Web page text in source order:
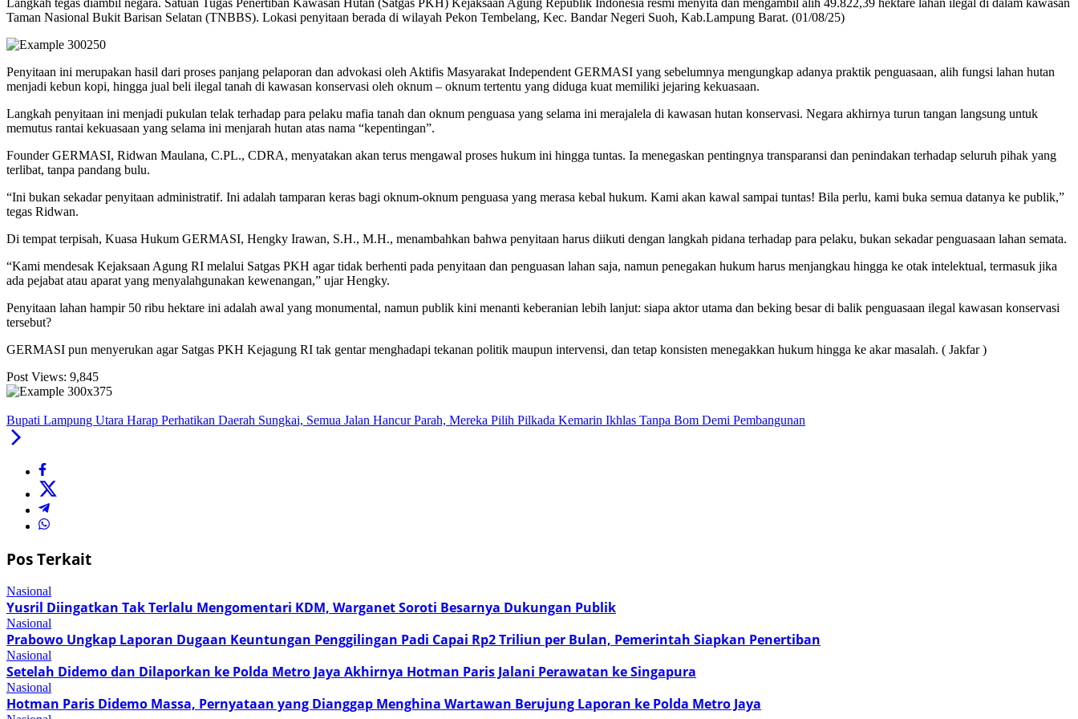
Langkah tegas diambil negara. Satuan Tugas Penertiban Kawasan Hutan (Satgas PKH) Kejaksaan Agung Republik Indonesia resmi menyita dan mengambil alih 49.822,39 hektare lahan ilegal di dalam kawasan
Taman Nasional Bukit Barisan Selatan (TNBBS). Lokasi penyitaan berada di wilayah Pekon Tembelang, Kec. Bandar Negeri Suoh, Kab.Lampung Barat. (01/08/25)
Penyitaan ini merupakan hasil dari proses panjang pelaporan dan advokasi oleh Aktifis Masyarakat Independent GERMASI yang sebelumnya mengungkap adanya praktik penguasaan, alih fungsi lahan hutan
menjadi kebun kopi, hingga jual beli ilegal tanah di kawasan konservasi oleh oknum – oknum tertentu yang diduga kuat memiliki jejaring kekuasaan.
Langkah penyitaan ini menjadi pukulan telak terhadap para pelaku mafia tanah dan oknum penguasa yang selama ini merajalela di kawasan hutan konservasi. Negara akhirnya turun tangan langsung untuk
memutus rantai kekuasaan yang selama ini menjarah hutan atas nama “kepentingan”.
Founder GERMASI, Ridwan Maulana, C.PL., CDRA, menyatakan akan terus mengawal proses hukum ini hingga tuntas. Ia menegaskan pentingnya transparansi dan penindakan terhadap seluruh pihak yang
terlibat, tanpa pandang bulu.
“Ini bukan sekadar penyitaan administratif. Ini adalah tamparan keras bagi oknum-oknum penguasa yang merasa kebal hukum. Kami akan kawal sampai tuntas! Bila perlu, kami buka semua datanya ke publik,”
tegas Ridwan.
Di tempat terpisah, Kuasa Hukum GERMASI, Hengky Irawan, S.H., M.H., menambahkan bahwa penyitaan harus diikuti dengan langkah pidana terhadap para pelaku, bukan sekadar penguasaan lahan semata.
“Kami mendesak Kejaksaan Agung RI melalui Satgas PKH agar tidak berhenti pada penyitaan dan penguasan lahan saja, namun penegakan hukum harus menjangkau hingga ke otak intelektual, termasuk jika
ada pejabat atau aparat yang menyalahgunakan kewenangan,” ujar Hengky.
Penyitaan lahan hampir 50 ribu hektare ini adalah awal yang monumental, namun publik kini menanti keberanian lebih lanjut: siapa aktor utama dan beking besar di balik penguasaan ilegal kawasan konservasi
tersebut?
GERMASI pun menyerukan agar Satgas PKH Kejagung RI tak gentar menghadapi tekanan politik maupun intervensi, dan tetap konsisten menegakkan hukum hingga ke akar masalah. ( Jakfar )
Post Views: 9,845
Bupati Lampung Utara Harap Perhatikan Daerah Sungkai, Semua Jalan Hancur Parah, Mereka Pilih Pilkada Kemarin Ikhlas Tanpa Bom Demi Pembangunan
Pos Terkait
Nasional
Yusril Diingatkan Tak Terlalu Mengomentari KDM, Warganet Soroti Besarnya Dukungan Publik
Nasional
Prabowo Ungkap Laporan Dugaan Keuntungan Penggilingan Padi Capai Rp2 Triliun per Bulan, Pemerintah Siapkan Penertiban
Nasional
Setelah Didemo dan Dilaporkan ke Polda Metro Jaya Akhirnya Hotman Paris Jalani Perawatan ke Singapura
Nasional
Hotman Paris Didemo Massa, Pernyataan yang Dianggap Menghina Wartawan Berujung Laporan ke Polda Metro Jaya